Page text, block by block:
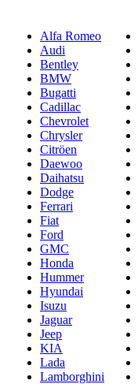
Alfa Romeo
Audi
Bentley
BMW
Bugatti
Cadillac
Chevrolet
Chrysler
Citröen
Daewoo
Daihatsu
Dodge
Ferrari
Fiat
Ford
GMC
Honda
Hummer
Hyundai
Isuzu
Jaguar
Jeep
KIA
Lada
Lamborghini